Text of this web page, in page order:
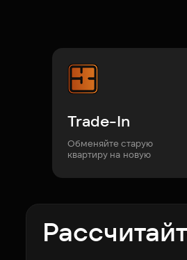
Trade-In
Обменяйте старую
квартиру на новую